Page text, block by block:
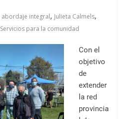
abordaje integral, Julieta Calmels,
Servicios para la comunidad
Con el
objetivo
de
extender
la red
provincia